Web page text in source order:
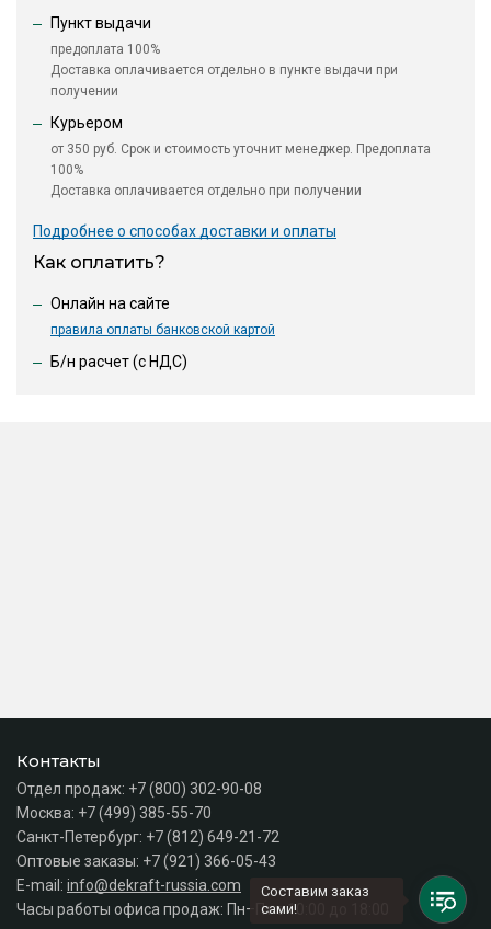
Пункт выдачи
предоплата 100%
Доставка оплачивается отдельно в пункте выдачи при
получении
Курьером
от 350 руб. Срок и стоимость уточнит менеджер. Предоплата
100%
Доставка оплачивается отдельно при получении
Подробнее о способах доставки и оплаты
Как оплатить?
Онлайн на сайте
правила оплаты банковской картой
Б/н расчет (c НДС)
Контакты
Отдел продаж: +7 (800) 302-90-08
Москва: +7 (499) 385-55-70
Санкт-Петербург: +7 (812) 649-21-72
Оптовые заказы: +7 (921) 366-05-43
E-mail: info@dekraft-russia.com
Часы работы офиса продаж: Пн–Пт с 10:00 до 18:00
Составим заказ
сами!